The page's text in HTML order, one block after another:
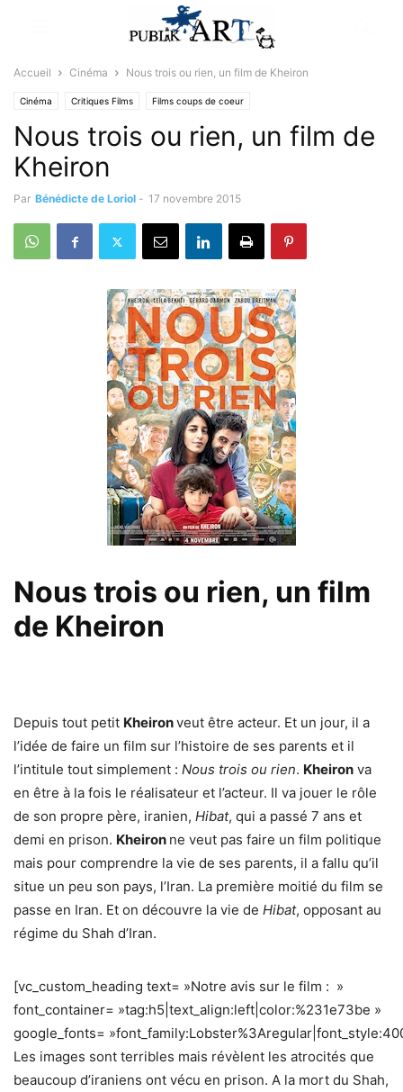
Accueil Cinéma Nous trois ou rien, un film de Kheiron
Cinéma Critiques Films Films coups de coeur
Sélectionné par la rédaction
Nous trois ou rien, un film de
Kheiron
Par Bénédicte de Loriol - 17 novembre 2015
Nous trois ou rien, un film
de Kheiron
Depuis tout petit Kheironveut être acteur. Et un jour, il a
l’idée de faire un film sur l’histoire de ses parents et il
l’intitule tout simplement : Nous trois ou rien. Kheiron va
en être à la fois le réalisateur et l’acteur. Il va jouer le rôle
de son propre père, iranien, Hibat, qui a passé 7 ans et
demi en prison. Kheiron ne veut pas faire un film politique
mais pour comprendre la vie de ses parents, il a fallu qu’il
situe un peu son pays, l’Iran. La première moitié du film se
passe en Iran. Et on découvre la vie de Hibat, opposant au
régime du Shah d’Iran.
[vc_custom_heading text= »Notre avis sur le film : »
font_container= »tag:h5|text_align:left|color:%231e73be »
google_fonts=
Les images sont terribles mais révèlent les atrocités que
beaucoup d’iraniens ont vécu en prison. A la mort du Shah,